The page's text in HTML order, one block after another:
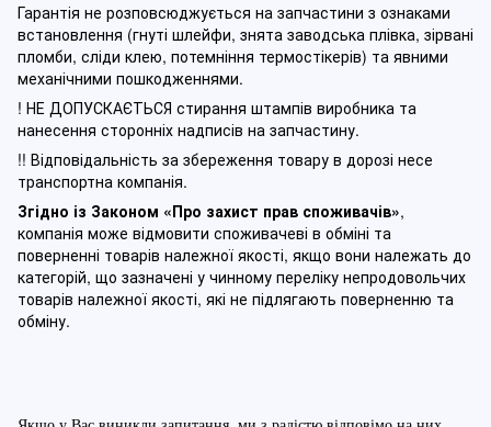
Гарантія не розповсюджується на запчастини з ознаками
встановлення (гнуті шлейфи, знята заводська плівка, зірвані
пломби, сліди клею, потемніння термостікерів) та явними
механічними пошкодженнями.
! НЕ ДОПУСКАЄТЬСЯ стирання штампів виробника та
нанесення сторонніх надписів на запчастину.
!! Відповідальність за збереження товару в дорозі несе
транспортна компанія.
Згідно із Законом «Про захист прав споживачів»,
компанія може відмовити споживачеві в обміні та
поверненні товарів належної якості, якщо вони належать до
категорій, що зазначені у чинному переліку непродовольчих
товарів належної якості, які не підлягають поверненню та
обміну.